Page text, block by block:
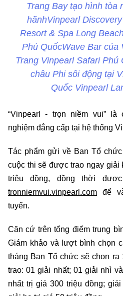
Trang Bay tạo hình tòa
hãnhVinpearl
Resort & Spa Long
Phú QuốcWave Bar của
Trang Vinpearl Safari Phú
châu Phi sôi động tại
Quốc Vinpearl
“Vinpearl - trọn niềm vui”
nghiệm đẳng cấp tại hệ thống
Tác phẩm gửi về Ban Tổ
cuộc thi sẽ được trao ngay giải
triệu đồng, đồng thời
tronniemvui.vinpearl.com để
tuyến.
Căn cứ trên tổng điểm trung
Giám khảo và lượt bình chọn
tháng Ban Tổ chức sẽ chọn ra
trao: 01 giải nhất; 01 giải nhì
nhất trị giá 300 triệu đồng;